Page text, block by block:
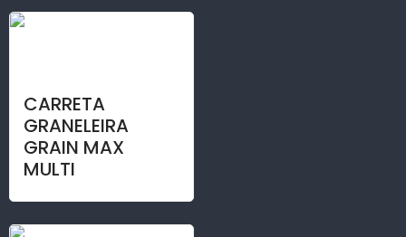
CARRETA
GRANELEIRA
GRAIN MAX
MULTI